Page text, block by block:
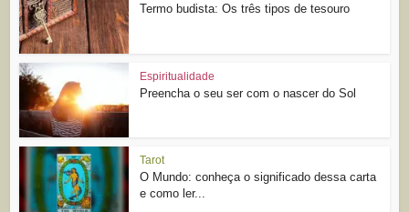
Termo budista: Os três tipos de tesouro
Espiritualidade
Preencha o seu ser com o nascer do Sol
Tarot
O Mundo: conheça o significado dessa carta
e como ler...